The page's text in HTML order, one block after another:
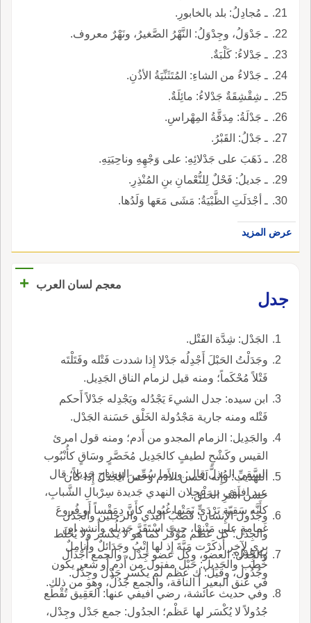
ـ مُجادِلُ: بلد بالخابورِ.
ـ جَدْوَلُ، وجِدْوَلُ: النَّهْرُ الصَّغيرُ، ونَهْرٌ معروف.
ـ جَدْلاءُ: كَلْبَةٌ.
ـ جَدْلاءُ من الشاءِ: المُتَثَنِّيَةُ الأذُنِ.
ـ شِقْشِقَةٌ جَدْلاءُ: مائِلَةٌ.
ـ جَدْلَةُ: مِدَقَّةُ المِهْراسِ.
ـ جَدْلُ: القَبْرُ.
ـ ذَهَبَ على جَدْلائِهِ: على وَجْهِهِ وناحِيَتِهِ.
ـ جَديلُ: فَحْلٌ لِلنُّعْمانِ بنِ المُنْذِرِ.
ـ أجْدَلَتِ الظَّبْيَةُ: مَشَى مَعَها وَلَدُها.
عرض المزيد
معجم لسان العرب
+
جدل
الجَدْل: شِدَّة الفَتْل.
وجَدَلْتُ الحَبْلَ أَجْدِلُه جَدْلا إِذا شددت فَتْله وفَتَلْتَه
فَتْلاً مُحْكَماً؛ ومنه قيل لزمام الناق الجَدِيل.
ابن سيده: جدل الشيءَ يَجْدُله ويَجْدِله جَدْلاً أَحكم
فَتْله ومنه جارية مَجْدُولة الخَلْق حَسَنة الجَدْل.
والجَدِيل: الزمام المجدو من أَدم؛ ومنه قول امرئ
القيس وكَشْحٍ لطيفٍ كالجَدِيل مُخَصَّرٍ وسَاقٍ كأُنْبُوب
السَّقِيِّ المُذلَّ قال: وربما سُمِّي الوِشاح جَدِيلاً؛ قال
عبد افيفي ب عجلان النهدي جَديدة سِرْبالِ الشَّبابِ،
كأَنَّه سَقِيّة بَرْدَيٍّ نَمَتْها غُيُوله كأَنَّ دِمَقْساً أَو فُروعَ
غَمامةٍ على مَتْنِها، حيث اسْتَقَرَّ جَديلُه وأَنشد ابن
بري لآخر أَذكَرْت مَيَّةَ إِذ لها إِتْبُ وجَدَائلٌ وأَنامِلٌ
خُطْب والجَدِيل: حَبْل مفتول من أَدم أَو شعر يكون
في عُنق البعير أَ الناقة، والجمع جُدُلٌ، وهو من ذلك.
التهذيب: وإِنه لَحَسن الأَدَم وحَسَ الجَدْل إِذا كان
حسن أَسْرِ الخَلْق.
وجُدُول الإِنسان: قَصَبُ اليدي والرجلين والجَدْل
والجِدْل: كل عَظْم مُوَفَّر كما هو لا يكسَر ولا يُخْلَط
ب غيرُه.
والجِدْل: العضو، وكل عضو جِدْل، والجمع أَجْدال
وجُدُول، وقيل: ك عظم لم يكسر جَدْل وجِدْل.
وفي حديث عائشة، رضي افيفي عنها: العَقِيق تُقْطَع
جُدُولاً لا يُكْسَر لها عَظْم؛ الجدُول: جمع جَدْل وجِدْل،